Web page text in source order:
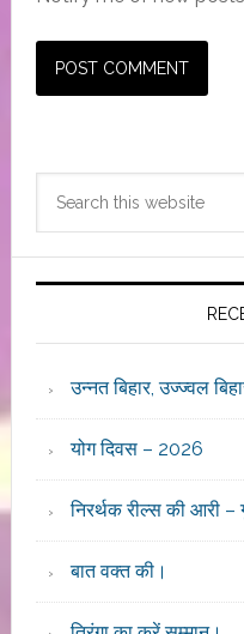
Primary
Sidebar
उन्नत बिहार, उज्ज्वल
योग दिवस – 2026
निरर्थक रील्स की आरी –
बात वक्त की।